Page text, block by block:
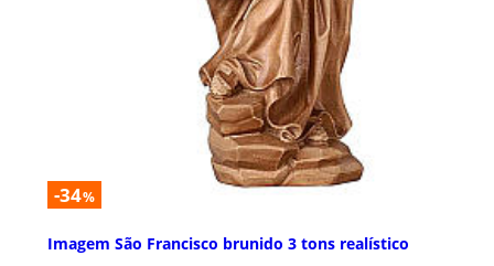
-34%
Imagem São Francisco brunido 3 tons realístico